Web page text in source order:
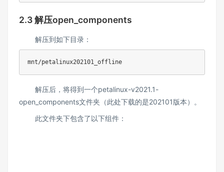
2.3 解压open_components
解压到如下目录：
mnt/petalinux202101_offline
解压后，将得到一个petalinux-v2021.1-
open_components文件夹（此处下载的是202101版本）。
此文件夹下包含了以下组件：